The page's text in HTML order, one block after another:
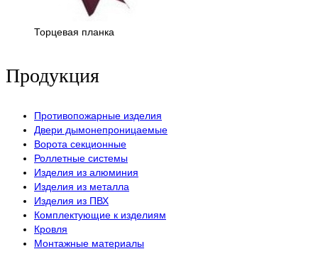
Торцевая планка
Продукция
Противопожарные изделия
Двери дымонепроницаемые
Ворота секционные
Роллетные системы
Изделия из алюминия
Изделия из металла
Изделия из ПВХ
Комплектующие к изделиям
Кровля
Монтажные материалы